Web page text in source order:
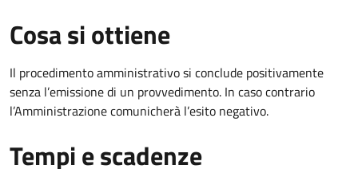
Cosa si ottiene
Il procedimento amministrativo si conclude positivamente
senza l’emissione di un provvedimento. In caso contrario
l’Amministrazione comunicherà l’esito negativo.
Tempi e scadenze